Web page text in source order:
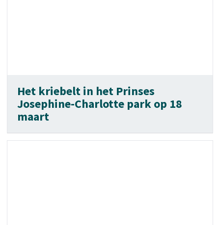
Het kriebelt in het Prinses
Josephine-Charlotte park op 18
maart